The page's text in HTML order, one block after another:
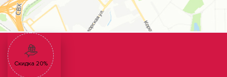
Скидка 20%